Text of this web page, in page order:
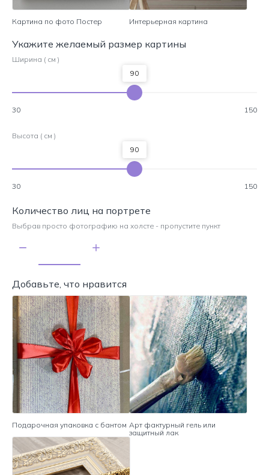
Картина по фото Постер Интерьерная картина
Укажите желаемый размер картины
Ширина ( см )
90
30 150
Высота ( см )
90
30 150
Количество лиц на портрете
Выбрав просто фотографию на холсте - пропустите пункт
Добавьте, что нравится
Подарочная упаковка с бантом Арт фактурный гель или
защитный лак